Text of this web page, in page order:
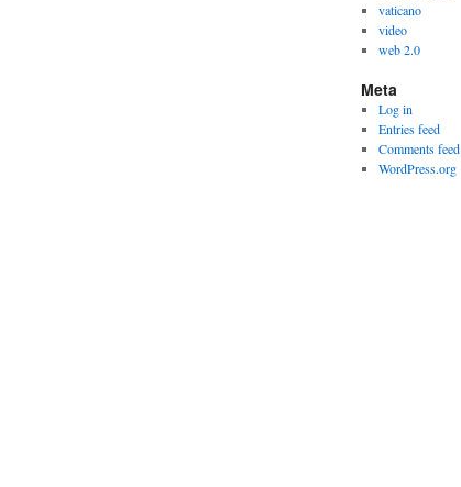
vaticano
video
web 2.0
Meta
Log in
Entries feed
Comments feed
WordPress.org